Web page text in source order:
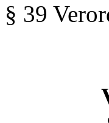
§ 39